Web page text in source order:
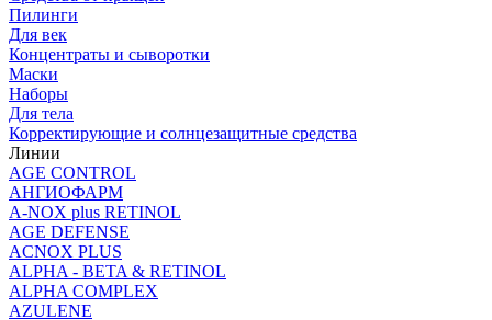
Пилинги
Для век
Концентраты и сыворотки
Маски
Наборы
Для тела
Корректирующие и солнцезащитные средства
Линии
AGE CONTROL
АНГИОФАРМ
A-NOX plus RETINOL
AGE DEFENSE
ACNOX PLUS
ALPHA - BETA & RETINOL
ALPHA COMPLEX
AZULENE